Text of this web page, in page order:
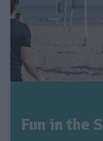
Fun in the